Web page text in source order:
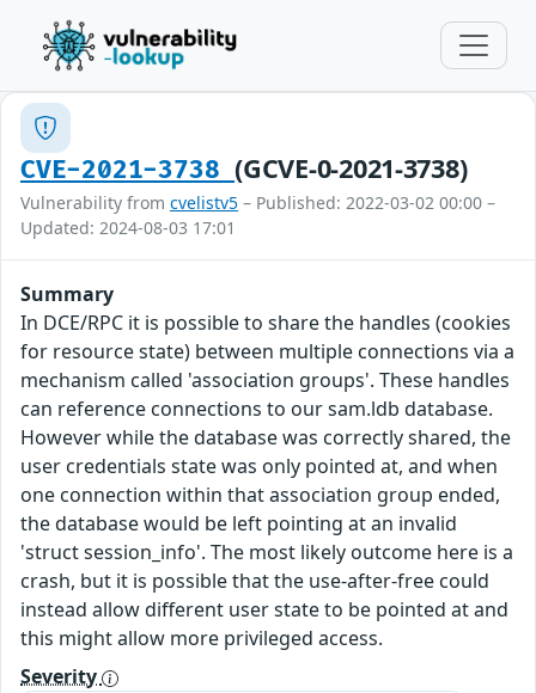
CVE-2021-3738(GCVE-0-2021-3738)
Vulnerability from cvelistv5 – Published: 2022-03-02 00:00 –
Updated: 2024-08-03 17:01
Summary
In DCE/RPC it is possible to share the handles (cookies
for resource state) between multiple connections via a
mechanism called 'association groups'. These handles
can reference connections to our sam.ldb database.
However while the database was correctly shared, the
user credentials state was only pointed at, and when
one connection within that association group ended,
the database would be left pointing at an invalid
'struct session_info'. The most likely outcome here is a
crash, but it is possible that the use-after-free could
instead allow different user state to be pointed at and
this might allow more privileged access.
Severity